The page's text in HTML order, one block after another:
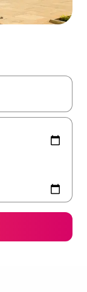
过点击或滑动手势